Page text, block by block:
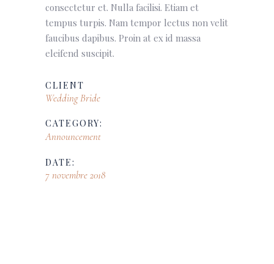
consectetur et. Nulla facilisi. Etiam et
tempus turpis. Nam tempor lectus non velit
faucibus dapibus. Proin at ex id massa
eleifend suscipit.
CLIENT
Wedding Bride
CATEGORY:
Announcement
DATE:
7 novembre 2018